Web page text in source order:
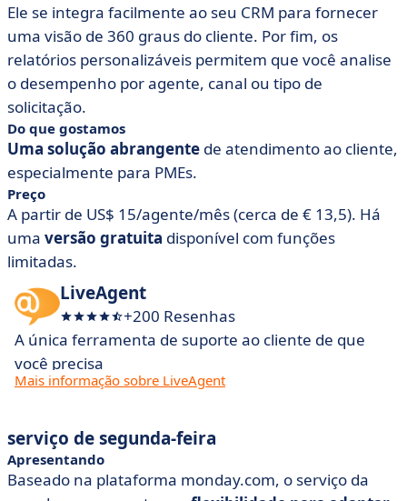
Ele se integra facilmente ao seu CRM para fornecer
uma visão de 360 graus do cliente. Por fim, os
relatórios personalizáveis permitem que você analise
o desempenho por agente, canal ou tipo de
solicitação.
Do que gostamos
Uma solução abrangente de atendimento ao cliente,
especialmente para PMEs.
Preço
A partir de US$ 15/agente/mês (cerca de € 13,5). Há
uma versão gratuita disponível com funções
limitadas.
LiveAgent
+200 Resenhas
A única ferramenta de suporte ao cliente de que
você precisa
Mais informação sobre LiveAgent
serviço de segunda-feira
Apresentando
Baseado na plataforma monday.com, o serviço da